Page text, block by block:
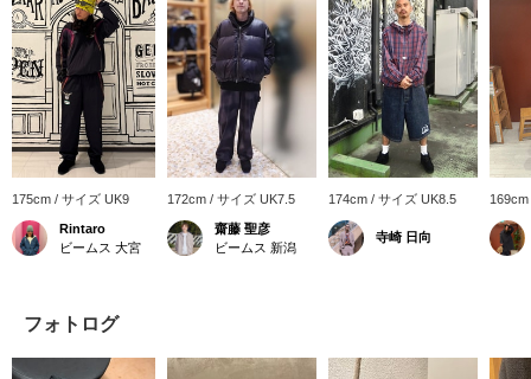
175cm / サイズ UK9
Rintaro
ビームス 大宮
172cm / サイズ UK7.5
齋藤 聖彦
ビームス 新潟
174cm / サイズ UK8.5
寺崎 日向
フォトログ